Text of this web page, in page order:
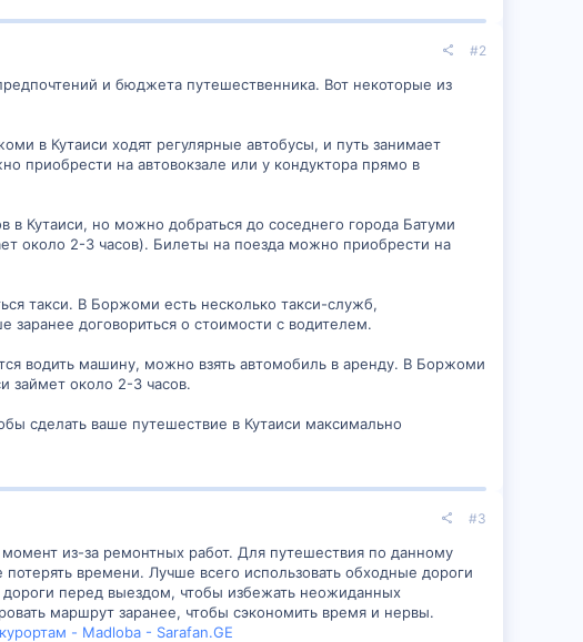
#2
и бюджета путешественника. Вот некоторые из
в Кутаиси ходят регулярные автобусы, и путь занимает
приобрести на автовокзале или у кондуктора прямо в
Кутаиси, но можно добраться до соседнего города Батуми
около 2-3 часов). Билеты на поезда можно приобрести на
такси. В Боржоми есть несколько такси-служб,
заранее договориться о стоимости с водителем.
водить машину, можно взять автомобиль в аренду. В Боржоми
займет около 2-3 часов.
сделать ваше путешествие в Кутаиси максимально
#3
из-за ремонтных работ. Для путешествия по данному
времени. Лучше всего использовать обходные дороги
перед выездом, чтобы избежать неожиданных
маршрут заранее, чтобы сэкономить время и нервы.
- Madloba - Sarafan.GE